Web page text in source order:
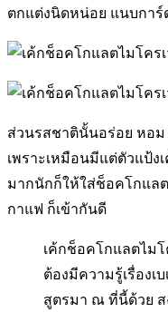
ตกแต่งนิดหน่อย แนบการ์
ส่วนรสชาตินั้นอร่อย หอม
เพราะเหมือนมีแต่ตัวแป้ง
มากนักก็ให้ใส่ช็อคโกแล
กาแฟ ก็เข้ากันดี
เค้กช็อคโกแลตไมโ
ต้องมีความรู้เรื่องเ
สูตรมา ณ ที่นี้ด้วย ส